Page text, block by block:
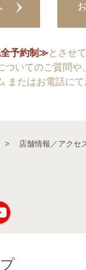
予約制≫とさせ
ついてのご質問
またはお電話に
店舗情報／アクセ